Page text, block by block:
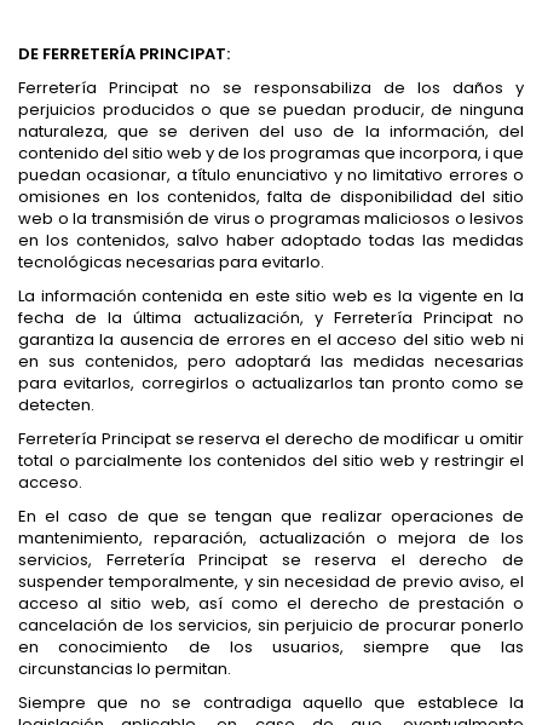
DE FERRETERÍA PRINCIPAT:
Ferretería Principat no se responsabiliza de los daños y
perjuicios producidos o que se puedan producir, de ninguna
naturaleza, que se deriven del uso de la información, del
contenido del sitio web y de los programas que incorpora, i que
puedan ocasionar, a título enunciativo y no limitativo errores o
omisiones en los contenidos, falta de disponibilidad del sitio
web o la transmisión de virus o programas maliciosos o lesivos
en los contenidos, salvo haber adoptado todas las medidas
tecnológicas necesarias para evitarlo.
La información contenida en este sitio web es la vigente en la
fecha de la última actualización, y Ferretería Principat no
garantiza la ausencia de errores en el acceso del sitio web ni
en sus contenidos, pero adoptará las medidas necesarias
para evitarlos, corregirlos o actualizarlos tan pronto como se
detecten.
Ferretería Principat se reserva el derecho de modificar u omitir
total o parcialmente los contenidos del sitio web y restringir el
acceso.
En el caso de que se tengan que realizar operaciones de
mantenimiento, reparación, actualización o mejora de los
servicios, Ferretería Principat se reserva el derecho de
suspender temporalmente, y sin necesidad de previo aviso, el
acceso al sitio web, así como el derecho de prestación o
cancelación de los servicios, sin perjuicio de procurar ponerlo
en conocimiento de los usuarios, siempre que las
circunstancias lo permitan.
Siempre que no se contradiga aquello que establece la